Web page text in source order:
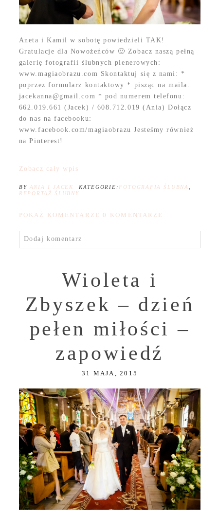
Aneta i Kamil w sobotę powiedzieli TAK!
Gratulacje dla Nowożeńców 🙂 Zobacz naszą pełną
galerię fotografii ślubnych plenerowych:
www.magiaobrazu.com Skontaktuj się z nami: *
poprzez formularz kontaktowy * pisząc na maila:
jacekanna@gmail.com * pod numerem telefonu:
662.019.661 (Jacek) / 608.712.019 (Ania) Dołącz
do nas na facebooku:
www.facebook.com/magiaobrazu Jesteśmy również
na Pinterest!
Zobacz cały wpis
BY ANIA I JACEK KATEGORIE: FOTOGRAFIA ŚLUBNA
REPORTAŻ ŚLUBNY
POKAŻ KOMENTARZE 0 KOMENTARZE
Dodaj komentarz
Wioleta i
Zbyszek – dzień
pełen miłości –
zapowiedź
31 MAJA, 2015